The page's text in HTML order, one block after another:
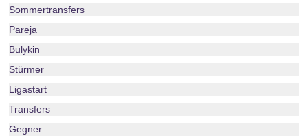
Sommertransfers
Pareja
Bulykin
Stürmer
Ligastart
Transfers
Gegner